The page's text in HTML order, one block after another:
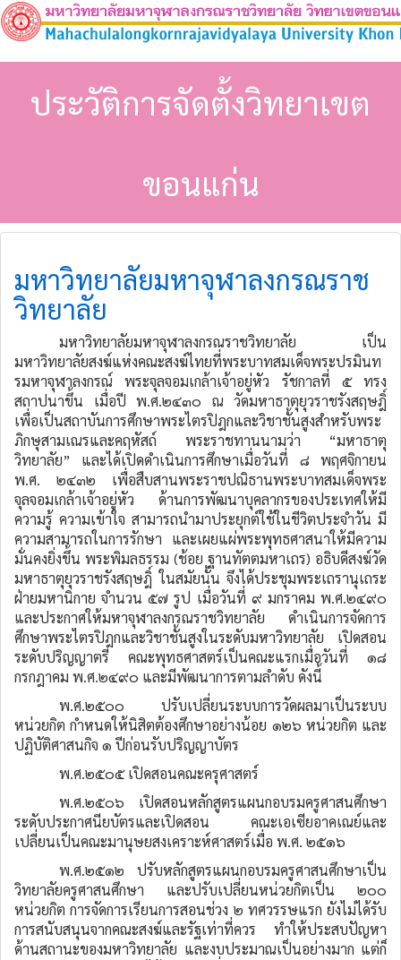
ประวัติการจัดตั้งวิทยาเขต
ขอนแก่น
มหาวิทยาลัยมหาจุฬาลงกรณราช
วิทยาลัย
มหาวิทยาลัยมหาจุฬาลงกรณราชวิทยาลัย เป็น
มหาวิทยาลัยสงฆ์แห่งคณะสงฆ์ไทยที่พระบาทสมเด็จพระปรมินท
รมหาจุฬาลงกรณ์ พระจุลจอมเกล้าเจ้าอยู่หัว รัชกาลที่ ๕ ทรง
สถาปนาขึ้น เมื่อปี พ.ศ.๒๔๓๐ ณ วัดมหาธาตุยุวราชรังสฤษฎิ์
เพื่อเป็นสถาบันการศึกษาพระไตรปิฎกและวิชาชั้นสูงสำหรับพระ
ภิกษุสามเณรและคฤหัสถ์ พระราชทานนามว่า “มหาธาตุ
วิทยาลัย” และได้เปิดดำเนินการศึกษาเมื่อวันที่ ๘ พฤศจิกายน
พ.ศ. ๒๔๓๒ เพื่อสืบสานพระราชปณิธานพระบาทสมเด็จพระ
จุลจอมเกล้าเจ้าอยู่หัว ด้านการพัฒนาบุคลากรของประเทศให้มี
ความรู้ ความเข้าใจ สามารถนำมาประยุกต์ใช้ในชีวิตประจำวัน มี
ความสามารถในการรักษา และเผยแผ่พระพุทธศาสนาให้มีความ
มั่นคงยิ่งขึ้น พระพิมลธรรม (ช้อย ฐานทัตตมหาเถร) อธิบดีสงฆ์วัด
มหาธาตุยุวราชรังสฤษฎิ์ ในสมัยนั้น จึงได้ประชุมพระเถรานุเถระ
ฝ่ายมหานิกาย จำนวน ๕๗ รูป เมื่อวันที่ ๙ มกราคม พ.ศ.๒๔๙๐
และประกาศให้มหาจุฬาลงกรณราชวิทยาลัย ดำเนินการจัดการ
ศึกษาพระไตรปิฎกและวิชาชั้นสูงในระดับมหาวิทยาลัย เปิดสอน
ระดับปริญญาตรี คณะพุทธศาสตร์เป็นคณะแรกเมื่อวันที่ ๑๘
กรกฎาคม พ.ศ.๒๔๙๐ และมีพัฒนาการตามลำดับ ดังนี้
พ.ศ.๒๕๐๐ ปรับเปลี่ยนระบบการวัดผลมาเป็นระบบ
หน่วยกิต กำหนดให้นิสิตต้องศึกษาอย่างน้อย ๑๒๖ หน่วยกิต และ
ปฏิบัติศาสนกิจ ๑ ปีก่อนรับปริญญาบัตร
พ.ศ.๒๕๐๕ เปิดสอนคณะครุศาสตร์
พ.ศ.๒๕๐๖ เปิดสอนหลักสูตรแผนกอบรมครูศาสนศึกษา
ระดับประกาศนียบัตรและเปิดสอน คณะเอเซียอาคเณย์และ
เปลี่ยนเป็นคณะมานุษยสงเคราะห์ศาสตร์เมื่อ พ.ศ. ๒๕๑๖
พ.ศ.๒๕๑๒ ปรับหลักสูตรแผนกอบรมครูศาสนศึกษาเป็น
วิทยาลัยครูศาสนศึกษา และปรับเปลี่ยนหน่วยกิตเป็น ๒๐๐
หน่วยกิต การจัดการเรียนการสอนช่วง ๒ ทศวรรษแรก ยังไม่ได้รับ
การสนับสนุนจากคณะสงฆ์และรัฐเท่าที่ควร ทำให้ประสบปัญหา
ด้านสถานะของมหาวิทยาลัย และงบประมาณเป็นอย่างมาก แต่ก็